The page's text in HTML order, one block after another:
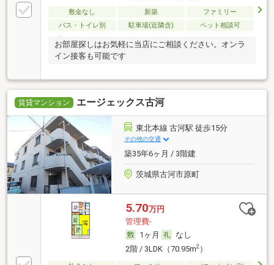
敷金なし 新築
ファミリー
バス・トイレ別
駐車場(近隣含) ペット相談可
お部屋探しはお気軽に当店にご相談ください。オンラ
イン接客も可能です
賃貸マンション エージェックス古河
東北本線 古河駅 徒歩15分
その他の交通
築35年6ヶ月 / 3階建
茨城県古河市原町
5.70万円
管理費-
1ヶ月
なし
2階 / 3LDK（70.95m2）